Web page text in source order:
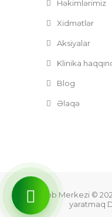
Həkimlərimiz
Xidmətlər
Aksiyalar
Klinika
Blog
Əlaqə
Zefer Tibb Merkezi ©
yaratmaq